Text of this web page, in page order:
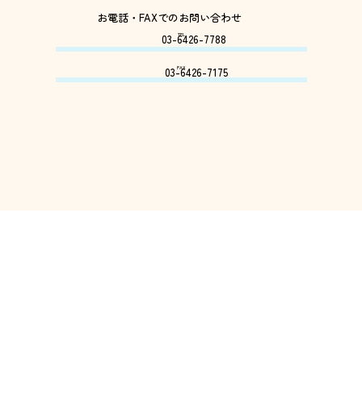
お電話・FAXでのお問い合わせ
TEL
03-6426-7788
FAX
03-6426-7175